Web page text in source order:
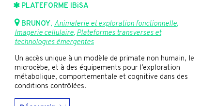
PLATEFORME IBiSA
BRUNOY, Animalerie et exploration fonctionnelle,
Imagerie cellulaire, Plateformes transverses et
technologies émergentes
Un accès unique à un modèle de primate non humain, le
microcèbe, et à des équipements pour l’exploration
métabolique, comportementale et cognitive dans des
conditions contrôlées.